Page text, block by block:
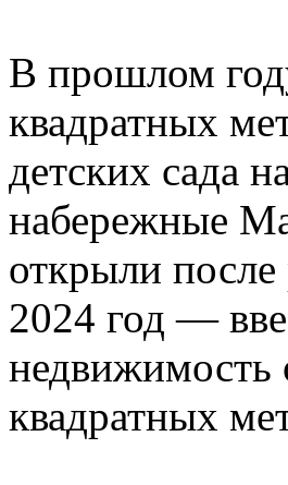
В прошлом
квадратных
детских сада
набережные
открыли после
2024 год —
квадратных